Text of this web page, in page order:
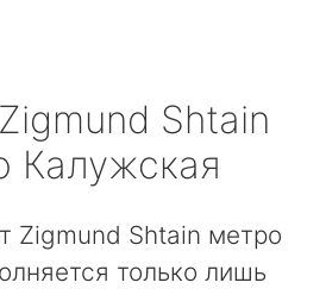
Zigmund Shtain
Калужская
Zigmund Shtain метро
только лишь